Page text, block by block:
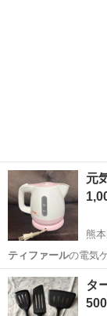
元
熊
ティファールの電気
熊本 熊本市
タ